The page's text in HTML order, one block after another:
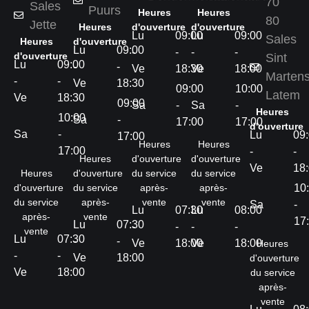
Sales
Jette
Heures
d'ouverture
Lu
-
Ve
09:00
-
18:30
Sa
10:00
-
17:00
Heures
d'ouverture
du service
après-
vente
Lu
-
Ve
07:30
-
18:00
Puurs
Heures
d'ouverture
Lu
-
Ve
09:00
-
18:30
Sa
09:00
-
17:00
Heures
d'ouverture
du service
après-
vente
Lu
-
Ve
07:30
-
18:00
Heures
d'ouverture
Lu
-
Ve
09:00
-
18:30
Sa
09:00
-
17:00
Heures
d'ouverture
du service
après-
vente
Lu
-
Ve
07:30
-
18:00
Heures
d'ouverture
Lu
-
Ve
09:00
-
18:00
Sa
10:00
-
17:00
Heures
d'ouverture
du service
après-
vente
Lu
-
Ve
08:00
-
18:00
80
Sales
Sint
Latem
Heures
d'ouverture
Lu
-
Ve
-
Sa
-
Heures
d'ouverture
du service
après-
vente